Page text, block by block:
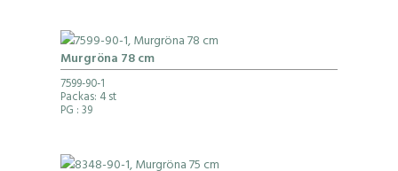
Murgröna 78 cm
7599-90-1
Packas: 4 st
PG : 39